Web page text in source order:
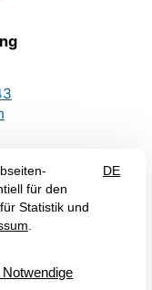
Barrierefreiheit